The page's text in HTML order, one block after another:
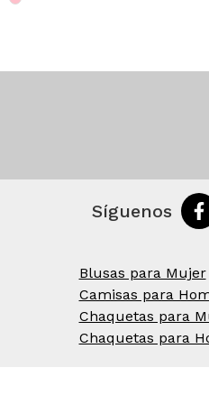
Síguenos
Blusas para Mujer
Camisas para
Chaquetas para
Chaquetas para